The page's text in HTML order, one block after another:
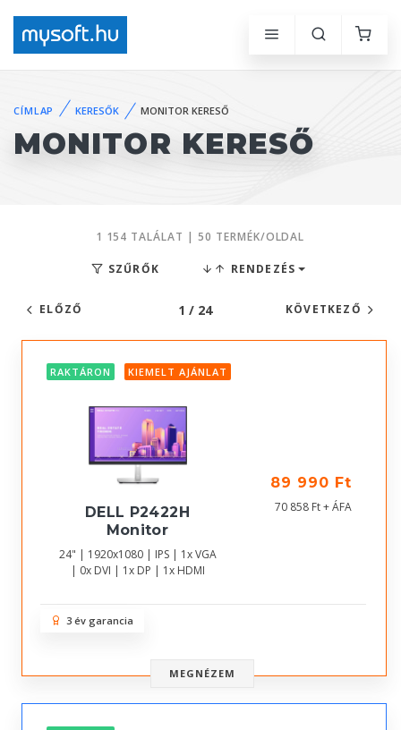
CÍMLAP KERESŐK MONITOR KERESŐ
MONITOR KERESŐ
1 154 TALÁLAT | 50 TERMÉK/OLDAL
SZŰRŐK RENDEZÉS
ELŐZŐ 1 / 24 KÖVETKEZŐ
RAKTÁRON KIEMELT AJÁNLAT
DELL P2422H
Monitor
24" | 1920x1080 | IPS | 1x VGA
| 0x DVI | 1x DP | 1x HDMI
89 990 Ft
70 858 Ft + ÁFA
3 év garancia
MEGNÉZEM